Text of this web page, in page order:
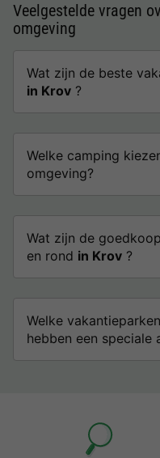
Veelgestelde vragen
omgeving
Wat zijn de beste
in Krov ?
Welke camping
omgeving?
Wat zijn de
en rond in Krov ?
Welke
hebben een speciale